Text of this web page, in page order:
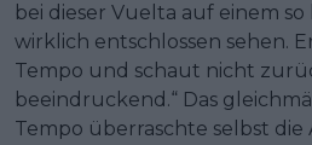
bei dieser Vuelta auf einem
wirklich entschlossen sehen.
Tempo und schaut nicht
beeindruckend.“ Das
Tempo überraschte selbst die